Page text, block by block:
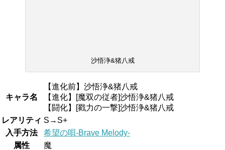
沙悟浄&猪八戒
キャラ名
【進化前】沙悟浄&猪八戒
【進化】[魔双の従者]沙悟浄&猪八戒
【闘化】[戳力の一撃]沙悟浄&猪八戒
レアリティ S→S+
入手方法
希望の唄-Brave Melody-
属性
魔